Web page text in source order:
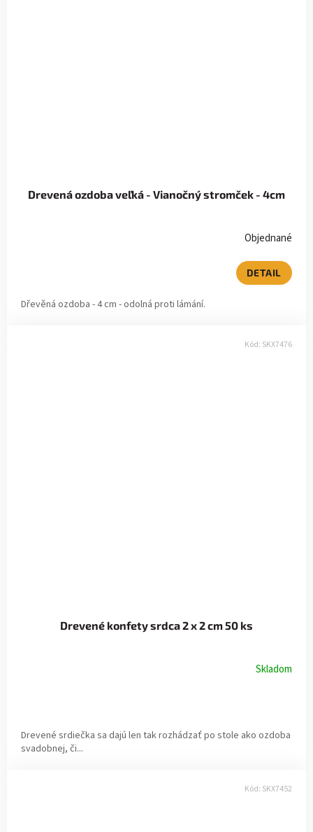
Drevená ozdoba veľká - Vianočný stromček - 4cm
Objednané
DETAIL
Dřevěná ozdoba - 4 cm - odolná proti lámání.
Drevené konfety srdca 2 x 2 cm 50 ks
Skladom
Drevené srdiečka sa dajú len tak rozhádzať po stole ako ozdoba
svadobnej, či...
Kód: SKX7476
Kód: SKX7452